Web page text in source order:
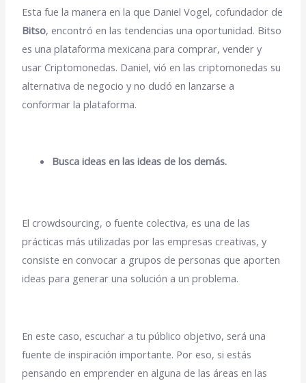
Esta fue la manera en la que Daniel Vogel, cofundador de
Bitso, encontró en las tendencias una oportunidad. Bitso
es una plataforma mexicana para comprar, vender y
usar Criptomonedas. Daniel, vió en las criptomonedas su
alternativa de negocio y no dudó en lanzarse a
conformar la plataforma.
Busca ideas en las ideas de los demás.
El crowdsourcing, o fuente colectiva, es una de las
prácticas más utilizadas por las empresas creativas, y
consiste en convocar a grupos de personas que aporten
ideas para generar una solución a un problema.
En este caso, escuchar a tu público objetivo, será una
fuente de inspiración importante. Por eso, si estás
pensando en emprender en alguna de las áreas en las